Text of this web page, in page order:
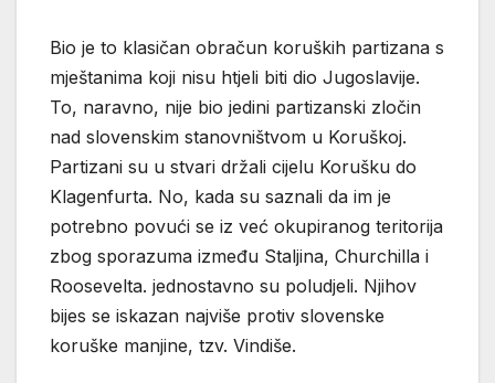
Bio je to klasičan obračun koruških partizana s
mještanima koji nisu htjeli biti dio Jugoslavije.
To, naravno, nije bio jedini partizanski zločin
nad slovenskim stanovništvom u Koruškoj.
Partizani su u stvari držali cijelu Korušku do
Klagenfurta. No, kada su saznali da im je
potrebno povući se iz već okupiranog teritorija
zbog sporazuma između Staljina, Churchilla i
Roosevelta. jednostavno su poludjeli. Njihov
bijes se iskazan najviše protiv slovenske
koruške manjine, tzv. Vindiše.